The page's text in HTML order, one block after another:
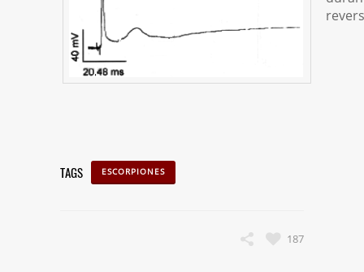
TAGS ESCORPIONES
187